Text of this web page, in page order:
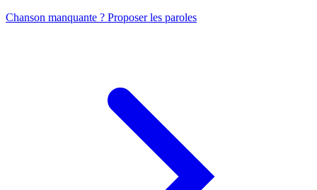
Chanson manquante ? Proposer les paroles